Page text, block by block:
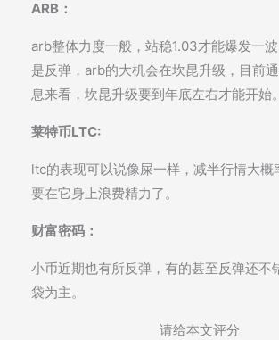
ARB：
arb整体力度一般，站稳1.03才能爆发一
是反弹，arb的大机会在坎昆升级，目前
息来看，坎昆升级要到年底左右才能开始。
莱特币LTC:
ltc的表现可以说像屎一样，减半行情大概
要在它身上浪费精力了。
财富密码：
小币近期也有所反弹，有的甚至反弹还不
袋为主。
请给本文评分